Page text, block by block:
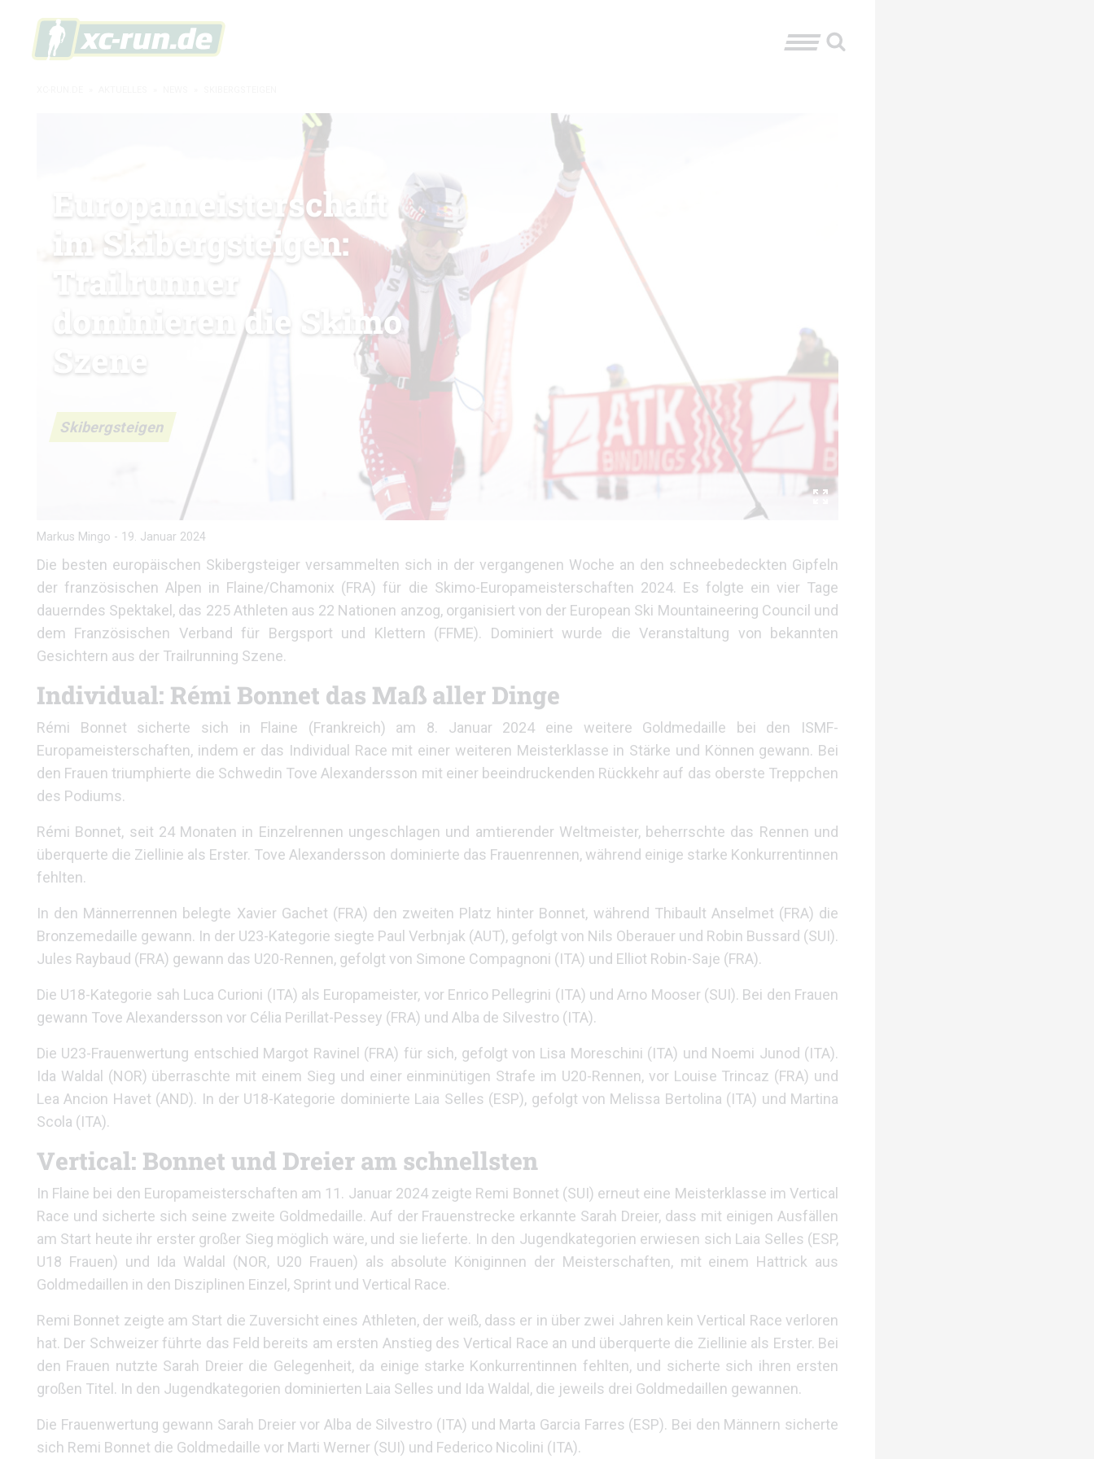
Skibergsteigen
Europameisterschaft
im Skibergsteigen:
Trailrunner
dominieren die Skimo
Szene
Markus Mingo - 19. Januar 2024
Die besten europäischen Skibergsteiger versammelten sich in der vergangenen Woche an den schneebedeckten Gipfeln
der französischen Alpen in Flaine/Chamonix (FRA) für die Skimo-Europameisterschaften 2024. Es folgte ein vier Tage
dauerndes Spektakel, das 225 Athleten aus 22 Nationen anzog, organisiert von der European Ski Mountaineering Council und
dem Französischen Verband für Bergsport und Klettern (FFME). Dominiert wurde die Veranstaltung von bekannten
Gesichtern aus der Trailrunning Szene.
Individual: Rémi Bonnet das Maß aller Dinge
Rémi Bonnet sicherte sich in Flaine (Frankreich) am 8. Januar 2024 eine weitere Goldmedaille bei den ISMF-
Europameisterschaften, indem er das Individual Race mit einer weiteren Meisterklasse in Stärke und Können gewann. Bei
den Frauen triumphierte die Schwedin Tove Alexandersson mit einer beeindruckenden Rückkehr auf das oberste Treppchen
des Podiums.
Rémi Bonnet, seit 24 Monaten in Einzelrennen ungeschlagen und amtierender Weltmeister, beherrschte das Rennen und
überquerte die Ziellinie als Erster. Tove Alexandersson dominierte das Frauenrennen, während einige starke Konkurrentinnen
fehlten.
In den Männerrennen belegte Xavier Gachet (FRA) den zweiten Platz hinter Bonnet, während Thibault Anselmet (FRA) die
Bronzemedaille gewann. In der U23-Kategorie siegte Paul Verbnjak (AUT), gefolgt von Nils Oberauer und Robin Bussard (SUI).
Jules Raybaud (FRA) gewann das U20-Rennen, gefolgt von Simone Compagnoni (ITA) und Elliot Robin-Saje (FRA).
Die U18-Kategorie sah Luca Curioni (ITA) als Europameister, vor Enrico Pellegrini (ITA) und Arno Mooser (SUI). Bei den Frauen
gewann Tove Alexandersson vor Célia Perillat-Pessey (FRA) und Alba de Silvestro (ITA).
Die U23-Frauenwertung entschied Margot Ravinel (FRA) für sich, gefolgt von Lisa Moreschini (ITA) und Noemi Junod (ITA).
Ida Waldal (NOR) überraschte mit einem Sieg und einer einminütigen Strafe im U20-Rennen, vor Louise Trincaz (FRA) und
Lea Ancion Havet (AND). In der U18-Kategorie dominierte Laia Selles (ESP), gefolgt von Melissa Bertolina (ITA) und Martina
Scola (ITA).
Vertical: Bonnet und Dreier am schnellsten
In Flaine bei den Europameisterschaften am 11. Januar 2024 zeigte Remi Bonnet (SUI) erneut eine Meisterklasse im Vertical
Race und sicherte sich seine zweite Goldmedaille. Auf der Frauenstrecke erkannte Sarah Dreier, dass mit einigen Ausfällen
am Start heute ihr erster großer Sieg möglich wäre, und sie lieferte. In den Jugendkategorien erwiesen sich Laia Selles (ESP,
U18 Frauen) und Ida Waldal (NOR, U20 Frauen) als absolute Königinnen der Meisterschaften, mit einem Hattrick aus
Goldmedaillen in den Disziplinen Einzel, Sprint und Vertical Race.
Remi Bonnet zeigte am Start die Zuversicht eines Athleten, der weiß, dass er in über zwei Jahren kein Vertical Race verloren
hat. Der Schweizer führte das Feld bereits am ersten Anstieg des Vertical Race an und überquerte die Ziellinie als Erster. Bei
den Frauen nutzte Sarah Dreier die Gelegenheit, da einige starke Konkurrentinnen fehlten, und sicherte sich ihren ersten
großen Titel. In den Jugendkategorien dominierten Laia Selles und Ida Waldal, die jeweils drei Goldmedaillen gewannen.
Die Frauenwertung gewann Sarah Dreier vor Alba de Silvestro (ITA) und Marta Garcia Farres (ESP). Bei den Männern sicherte
sich Remi Bonnet die Goldmedaille vor Marti Werner (SUI) und Federico Nicolini (ITA).